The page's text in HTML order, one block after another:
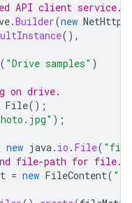
API client service.
.Builder(new
(),
( "Drive samples" )
on drive.
File();
);
new java. io . File(
file-path for file.
= new FileContent(